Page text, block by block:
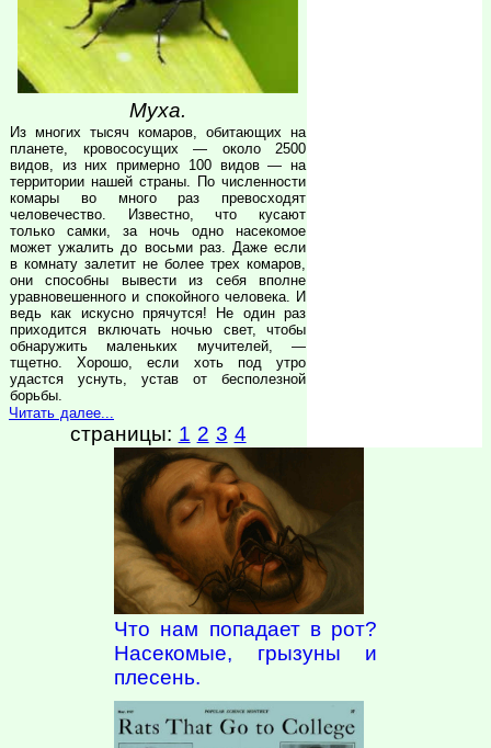
Муха.
Из многих тысяч комаров, обитающих на
планете, кровососущих — около 2500
видов, из них примерно 100 видов — на
территории нашей страны. По численности
комары во много раз превосходят
человечество. Известно, что кусают
только самки, за ночь одно насекомое
может ужалить до восьми раз. Даже если
в комнату залетит не более трех комаров,
они способны вывести из себя вполне
уравновешенного и спокойного человека. И
ведь как искусно прячутся! Не один раз
приходится включать ночью свет, чтобы
обнаружить маленьких мучителей, —
тщетно. Хорошо, если хоть под утро
удастся уснуть, устав от бесполезной
борьбы.
Читать далее...
страницы: 1 2 3 4
Что нам попадает в рот?
Насекомые, грызуны и
плесень.